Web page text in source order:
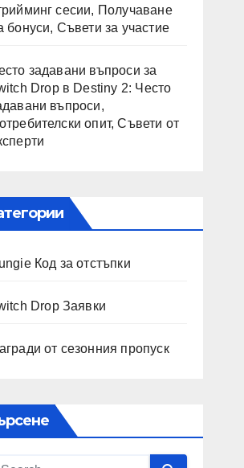
сесии, Получаване
бонуси, Съвети за участие
задавани въпроси за
Drop в Destiny 2: Често
въпроси,
опит, Съвети от
Код за отстъпки
Drop Заявки
от сезонния пропуск